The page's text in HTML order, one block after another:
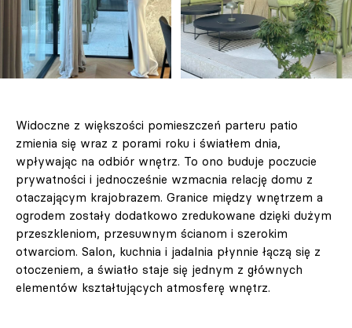
Widoczne z większości pomieszczeń parteru patio
zmienia się wraz z porami roku i światłem dnia,
wpływając na odbiór wnętrz. To ono buduje poczucie
prywatności i jednocześnie wzmacnia relację domu z
otaczającym krajobrazem. Granice między wnętrzem a
ogrodem zostały dodatkowo zredukowane dzięki dużym
przeszkleniom, przesuwnym ścianom i szerokim
otwarciom. Salon, kuchnia i jadalnia płynnie łączą się z
otoczeniem, a światło staje się jednym z głównych
elementów kształtujących atmosferę wnętrz.